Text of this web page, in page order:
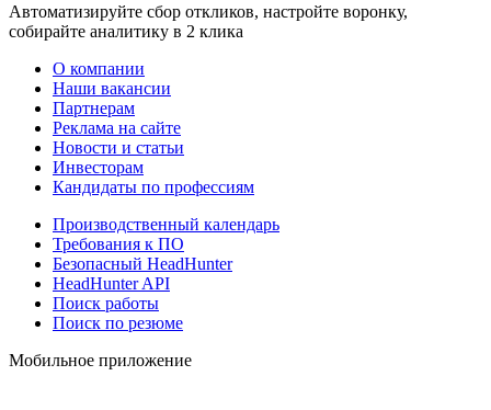
Автоматизируйте сбор откликов, настройте воронку,
собирайте аналитику в 2 клика
О компании
Наши вакансии
Партнерам
Реклама на сайте
Новости и статьи
Инвесторам
Кандидаты по профессиям
Производственный календарь
Требования к ПО
Безопасный HeadHunter
HeadHunter API
Поиск работы
Поиск по резюме
Мобильное приложение